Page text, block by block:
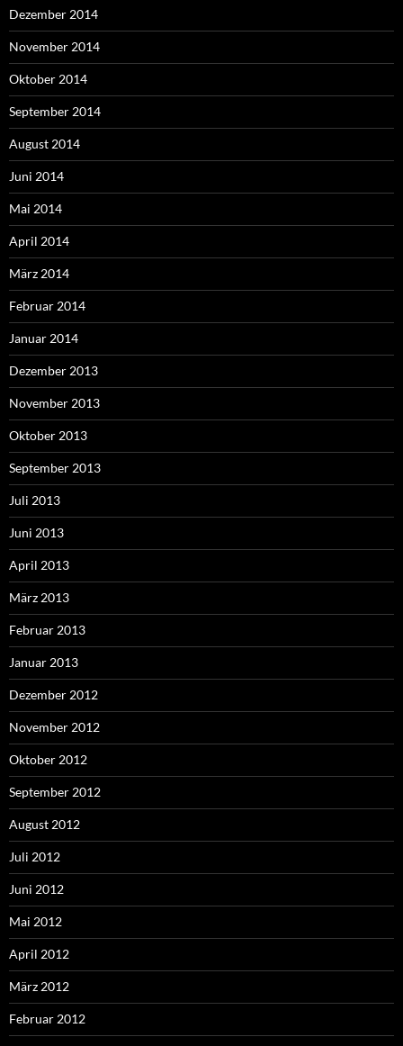
Dezember 2014
November 2014
Oktober 2014
September 2014
August 2014
Juni 2014
Mai 2014
April 2014
März 2014
Februar 2014
Januar 2014
Dezember 2013
November 2013
Oktober 2013
September 2013
Juli 2013
Juni 2013
April 2013
März 2013
Februar 2013
Januar 2013
Dezember 2012
November 2012
Oktober 2012
September 2012
August 2012
Juli 2012
Juni 2012
Mai 2012
April 2012
März 2012
Februar 2012